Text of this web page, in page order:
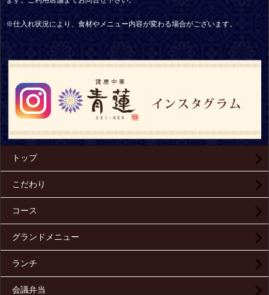
※仕入れ状況により、食材やメニュー内容が変わる場合がございます。
トップ
こだわり
コース
グランドメニュー
ランチ
会議弁当